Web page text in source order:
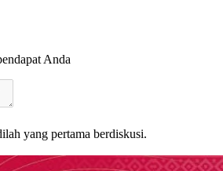
Anda
yang pertama berdiskusi.